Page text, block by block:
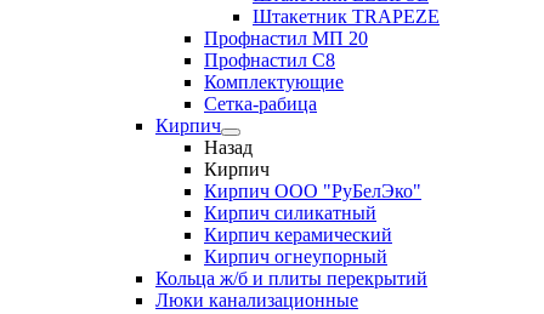
Штакетник TRAPEZE
Профнастил МП 20
Профнастил С8
Комплектующие
Сетка-рабица
Кирпич
Назад
Кирпич
Кирпич ООО "РуБелЭко"
Кирпич силикатный
Кирпич керамический
Кирпич огнеупорный
Кольца ж/б и плиты перекрытий
Люки канализационные